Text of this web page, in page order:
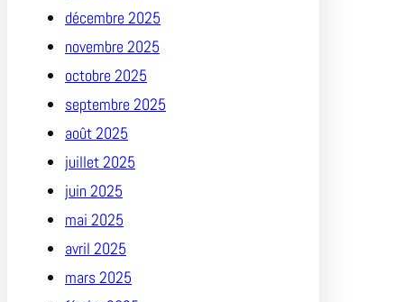
décembre 2025
novembre 2025
octobre 2025
septembre 2025
août 2025
juillet 2025
juin 2025
mai 2025
avril 2025
mars 2025